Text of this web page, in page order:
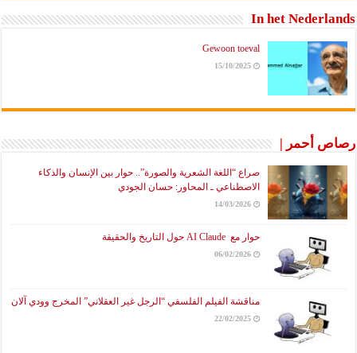
In het Nederlands
Gewoon toeval
15/10/2025
رصاص أحمر |
صراع “اللغة الشعرية والصورة”.. حوار بين الإنسان والذكاء
الاصطناعي ـ المحاور: حسان الجودي
14/03/2026
حوار مع AI Claude حول التاريخ والحقيقة
06/02/2026
مناقشة الفيلم الفلسفي “الرجل غير العقلاني” المخرج وودي آلان
22/02/2025